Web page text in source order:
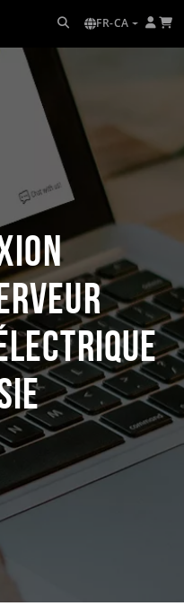
FR-CA
Électrique